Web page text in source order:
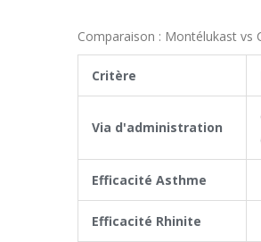
Comparaison : Montélukast vs
Critère
Via d'administration
Efficacité Asthme
Efficacité Rhinite